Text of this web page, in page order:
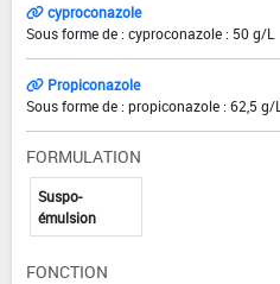
cyproconazole
Sous forme de : cyproconazole : 50 g/L
Propiconazole
Sous forme de : propiconazole : 62,5 g/L
FORMULATION
Suspo-
émulsion
FONCTION